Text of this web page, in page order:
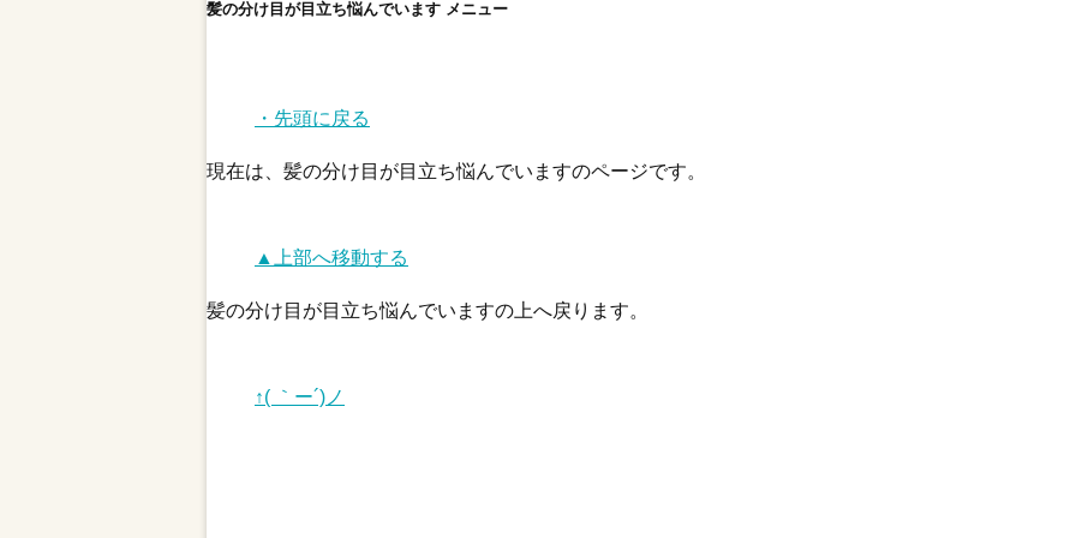
髪の分け目が目立ち悩んでいます メニュー
・先頭に戻る
現在は、髪の分け目が目立ち悩んでいますのページです。
▲上部へ移動する
髪の分け目が目立ち悩んでいますの上へ戻ります。
↑( ｀ー´)ノ